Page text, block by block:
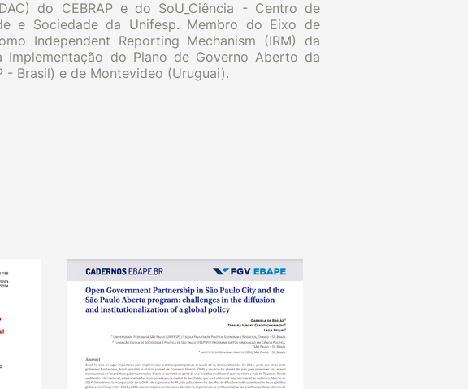
do CEBRAP e do SoU_Ciência - Centro de
e Sociedade da Unifesp. Membro do Eixo de
Independent Reporting Mechanism (IRM) da
Implementação do Plano de Governo Aberto da
- Brasil) e de Montevideo (Uruguai).